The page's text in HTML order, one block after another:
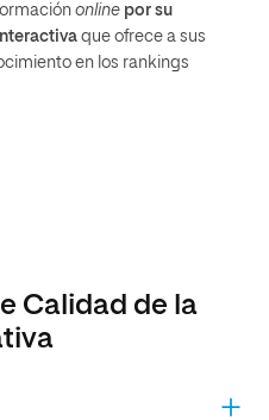
online por su
que ofrece a sus
en los rankings
Calidad de la